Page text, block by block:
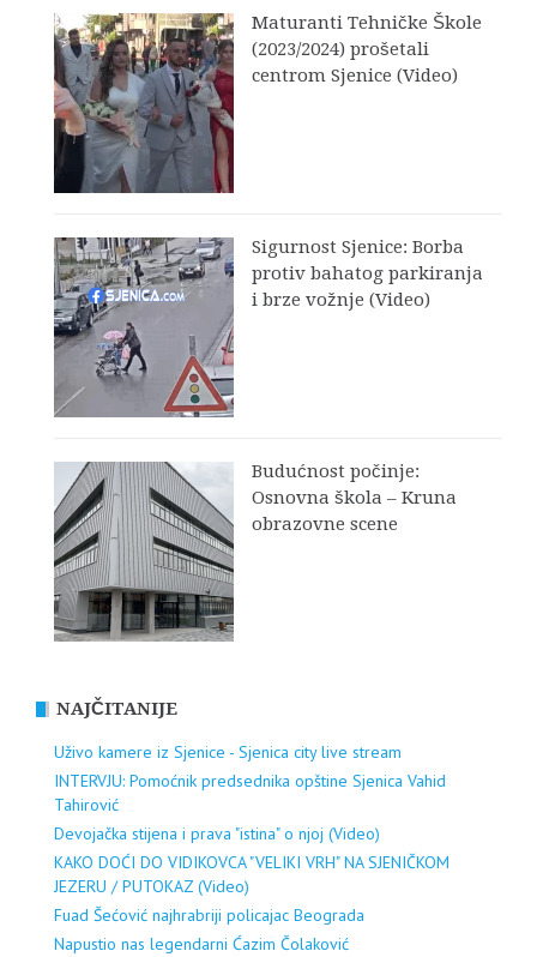
Maturanti Tehničke Škole
(2023/2024) prošetali
centrom Sjenice (Video)
Sigurnost Sjenice: Borba
protiv bahatog parkiranja
i brze vožnje (Video)
Budućnost počinje:
Osnovna škola – Kruna
obrazovne scene
NAJČITANIJE
Uživo kamere iz Sjenice - Sjenica city live stream
INTERVJU: Pomoćnik predsednika opštine Sjenica Vahid
Tahirović
Devojačka stijena i prava "istina" o njoj (Video)
KAKO DOĆI DO VIDIKOVCA "VELIKI VRH" NA SJENIČKOM
JEZERU / PUTOKAZ (Video)
Fuad Šećović najhrabriji policajac Beograda
Napustio nas legendarni Ćazim Čolaković